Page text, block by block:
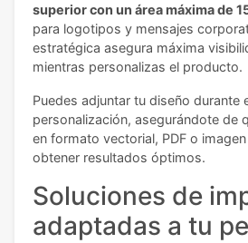
superior con un área máxima de
para logotipos y mensajes
estratégica asegura máxima
mientras personalizas el producto.
Puedes adjuntar tu diseño durante
personalización, asegurándote de
en formato vectorial, PDF o
obtener resultados óptimos.
Soluciones de
adaptadas a tu